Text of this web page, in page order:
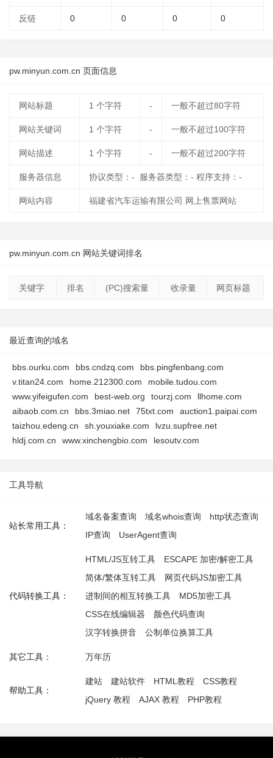
反链 0 0 0 0
pw.minyun.com.cn 页面信息
网站标题 1 个字符 - 一般不超过80字符
网站关键词 1 个字符 - 一般不超过100字符
网站描述 1 个字符 - 一般不超过200字符
服务器信息 协议类型：- 服务器类型：- 程序支持：-
网站内容 福建省汽车运输有限公司 网上售票网站
pw.minyun.com.cn 网站关键词排名
关键字 排名 (PC)搜索量 收录量 网页标题
最近查询的域名
bbs.ourku.com bbs.cndzq.com
bbs.pingfenbang.com
v.titan24.com
home.212300.com
mobile.tudou.com
www.yifeigufen.com
best-web.org tourzj.com
llhome.com
aibaob.com.cn
bbs.3miao.net 75txt.com
auction1.paipai.com
taizhou.edeng.cn
sh.youxiake.com
lvzu.supfree.net
hldj.com.cn
www.xinchengbio.com lesoutv.com
工具导航
站长常用工具：
域名备案查询 域名whois查询
http状态查询
IP查询
UserAgent查询
代码转换工具：
HTML/JS互转工具
ESCAPE 加密/解密工具
简体/繁体互转工具
网页代码JS加密工具
进制间的相互转换工具
MD5加密工具
CSS在线编辑器
颜色代码查询
汉字转换拼音
公制单位换算工具
其它工具： 万年历
帮助工具：
建站 建站软件 HTML教程
CSS教程
jQuery 教程
AJAX 教程 PHP教程